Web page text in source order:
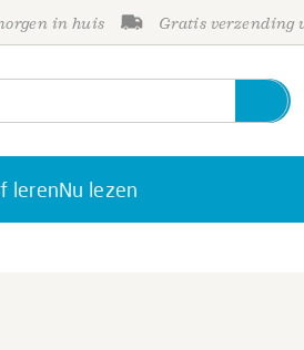
in huis Gratis verzending
lerenNu lezen